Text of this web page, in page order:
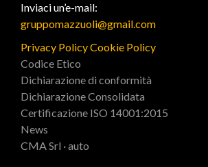
Inviaci un’e-mail:
gruppomazzuoli@gmail.com
Privacy PolicyCookie Policy
Codice Etico
Dichiarazione di conformità
Dichiarazione Consolidata
Certificazione ISO 14001:2015
News
CMA Srl · auto